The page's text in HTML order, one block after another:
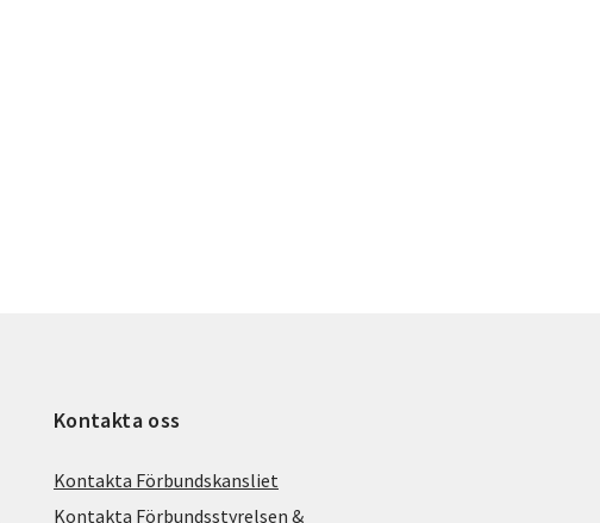
Kontakta oss
Kontakta Förbundskansliet
Kontakta Förbundsstyrelsen &